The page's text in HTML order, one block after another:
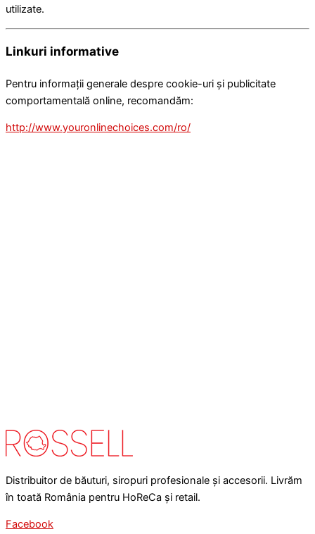
utilizate.
Linkuri informative
Pentru informații generale despre cookie-uri și publicitate
comportamentală online, recomandăm:
http://www.youronlinechoices.com/ro/
Distribuitor de băuturi, siropuri profesionale și accesorii. Livrăm
în toată România pentru HoReCa și retail.
Facebook